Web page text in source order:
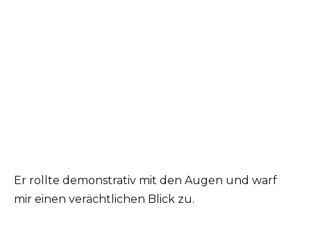
Er rollte demonstrativ mit den Augen und warf
mir einen verächtlichen Blick zu.